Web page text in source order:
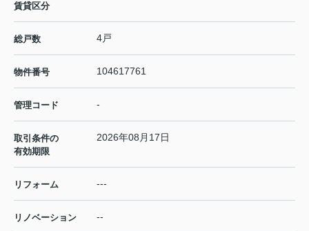
賃貸区分
総戸数 4戸
物件番号 104617761
管理コード -
取引条件の
有効期限
2026年08月17日
リフォーム ---
リノベーション --